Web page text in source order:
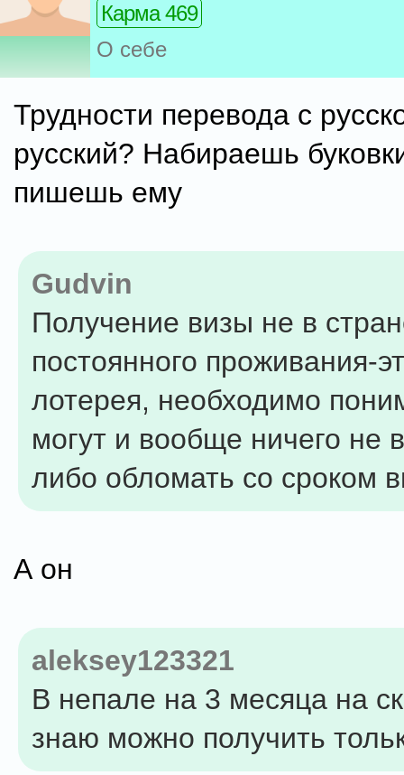
Карма 469
О себе
Трудности перевода с
русский? Набираешь
пишешь ему
Gudvin
Получение визы не в
постоянного проживания-
лотерея, необходимо
могут и вообще ничего не
либо обломать со сроком
А он
aleksey123321
В непале на 3 месяца на
знаю можно получить